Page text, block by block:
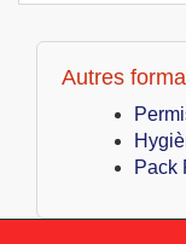
Autres
Pack